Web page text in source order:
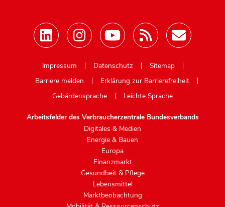
Impressum
Datenschutz
Sitemap
Barriere melden
Erklärung zur Barrierefreiheit
Gebärdensprache
Leichte Sprache
Arbeitsfelder des Verbraucherzentrale Bundesverbands
Digitales & Medien
Energie & Bauen
Europa
Finanzmarkt
Gesundheit & Pflege
Lebensmittel
Marktbeobachtung